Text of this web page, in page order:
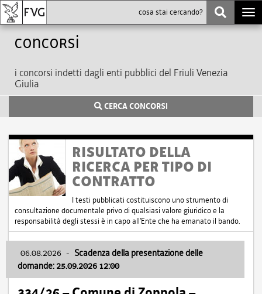
Concorsi
i concorsi indetti dagli enti pubblici del Friuli Venezia
Giulia
CERCA CONCORSI
RISULTATO DELLA
RICERCA PER TIPO DI
CONTRATTO
I testi pubblicati costituiscono uno strumento di
consultazione documentale privo di qualsiasi valore giuridico e la
responsabilità degli stessi è in capo all'Ente che ha emanato il bando.
06.08.2026 - Scadenza della presentazione delle
domande: 25.09.2026 12:00